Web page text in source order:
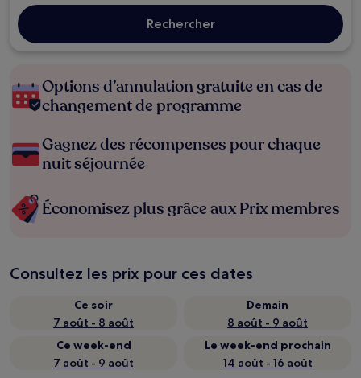
Rechercher
Options d’annulation gratuite en cas de
changement de programme
Gagnez des récompenses pour chaque
nuit séjournée
Économisez plus grâce aux Prix membres
Consultez les prix pour ces dates
Ce soir
7 août - 8 août
Demain
8 août - 9 août
Ce week-end
7 août - 9 août
Le week-end prochain
14 août - 16 août